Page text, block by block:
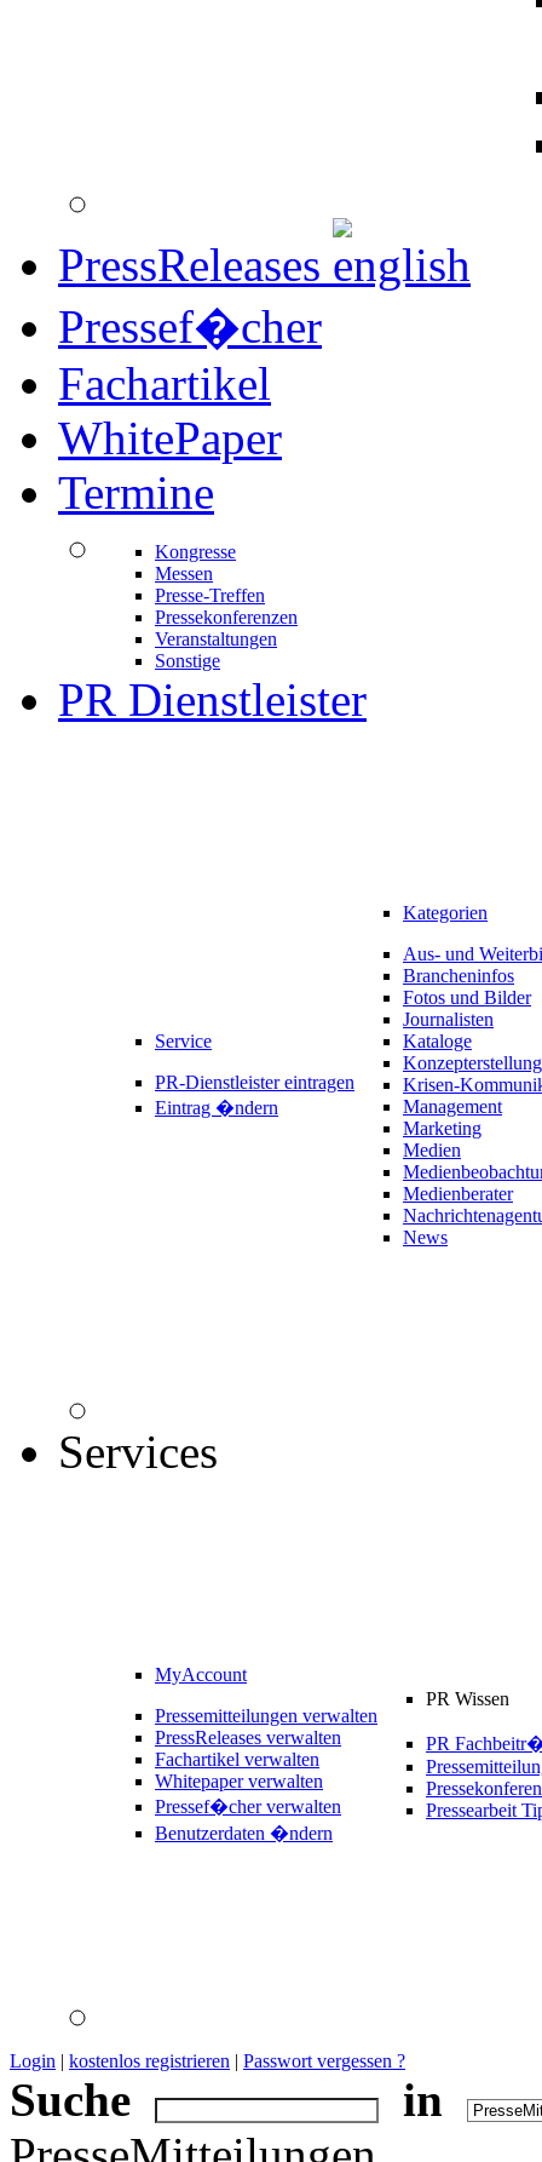
PressReleases
Pressef�cher
Fachartikel
WhitePaper
Termine
Kongresse
Messen
Presse-Treffen
Pressekonferenzen
Veranstaltungen
Sonstige
PR Dienstleister
Service
PR-Dienstleister eintragen
Eintrag �ndern
Kategorien
Aus- und
Brancheninfos
Fotos und Bilder
Journalisten
Kataloge
Konzepterstellung
Krisen-
Management
Marketing
Medien
Medienberater
News
Services
MyAccount
Pressemitteilungen verwalten
PressReleases verwalten
Fachartikel verwalten
Whitepaper verwalten
Pressef�cher verwalten
Benutzerdaten �ndern
PR Wissen
PR
Pressearbeit
Login | kostenlos registrieren | Passwort vergessen ?
Suche
in